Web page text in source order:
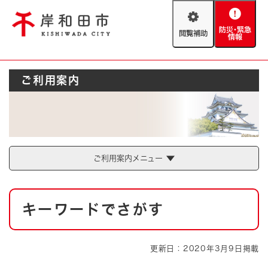
閲
助
防
緊
情
報
Foreign language
とじる
防災・緊急情報
AED設置箇所
とじる
ご利用案内
ご利用案内メニュー
本
キーワードでさがす
更新日：2020年3月9日掲載